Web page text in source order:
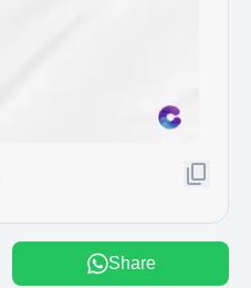
Share